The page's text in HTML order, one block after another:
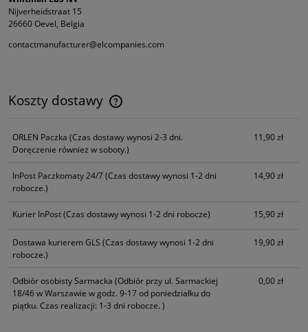
Nijverheidstraat 15
26660 Oevel, Belgia
contactmanufacturer@elcompanies.com
Koszty dostawy
Cena nie zawiera ewentualnych kosztów płatności
ORLEN Paczka (Czas dostawy wynosi 2-3 dni.
Doręczenie również w soboty.)
11,90 zł
InPost Paczkomaty 24/7(Czas dostawy wynosi 1-2 dni
robocze.)
14,90 zł
Kurier InPost(Czas dostawy wynosi 1-2 dni robocze) 15,90 zł
Dostawa kurierem GLS (Czas dostawy wynosi 1-2 dni
robocze.)
19,90 zł
Odbiór osobisty Sarmacka (Odbiór przy ul. Sarmackiej
18/46 w Warszawie w godz. 9-17 od poniedziałku do
piątku. Czas realizacji: 1-3 dni robocze. )
0,00 zł